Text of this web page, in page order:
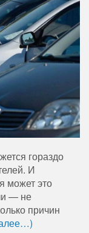
гораздо
И
может это
— не
причин